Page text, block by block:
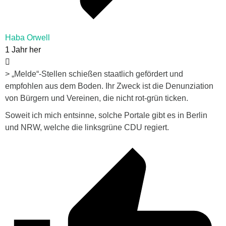
Haba Orwell
1 Jahr her
> „Melde“-Stellen schießen staatlich gefördert und
empfohlen aus dem Boden. Ihr Zweck ist die Denunziation
von Bürgern und Vereinen, die nicht rot-grün ticken.
Soweit ich mich entsinne, solche Portale gibt es in Berlin
und NRW, welche die linksgrüne CDU regiert.